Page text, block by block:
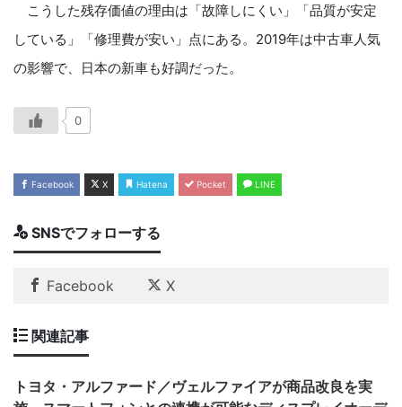
こうした残存価値の理由は「故障しにくい」「品質が安定
している」「修理費が安い」点にある。2019年は中古車人気
の影響で、日本の新車も好調だった。
0
Facebook X Hatena Pocket LINE
SNSでフォローする
Facebook X
関連記事
トヨタ・アルファード／ヴェルファイアが商品改良を実